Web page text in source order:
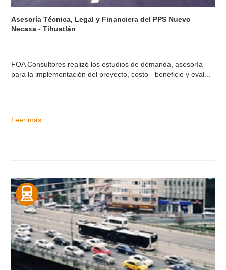
Asesoría Técnica, Legal y Financiera del PPS Nuevo
Necaxa - Tihuatlán
FOA Consultores realizó los estudios de demanda, asesoría
para la implementación del proyecto, costo - beneficio y eval...
Leer más